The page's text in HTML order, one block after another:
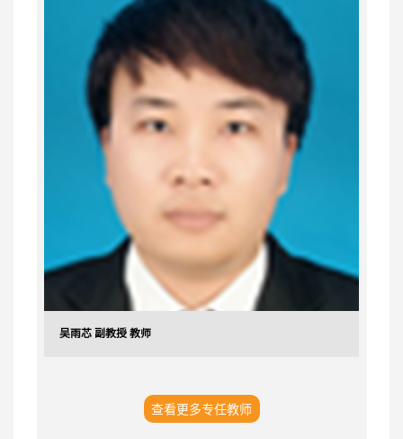
吴雨芯 副教授 教师
查看更多专任教师